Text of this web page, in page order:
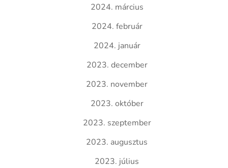
2024. március
2024. február
2024. január
2023. december
2023. november
2023. október
2023. szeptember
2023. augusztus
2023. július